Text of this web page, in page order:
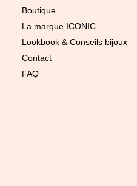
Boutique
La marque ICONIC
Lookbook & Conseils bijoux
Contact
FAQ